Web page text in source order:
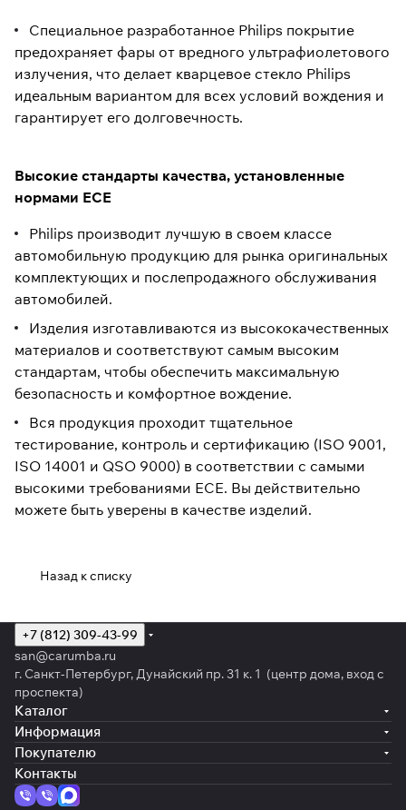
Специальное разработанное Philips покрытие
предохраняет фары от вредного ультрафиолетового
излучения, что делает кварцевое стекло Philips
идеальным вариантом для всех условий вождения и
гарантирует его долговечность.
Высокие стандарты качества, установленные
нормами ECE
Philips производит лучшую в своем классе
автомобильную продукцию для рынка оригинальных
комплектующих и послепродажного обслуживания
автомобилей.
Изделия изготавливаются из высококачественных
материалов и соответствуют самым высоким
стандартам, чтобы обеспечить максимальную
безопасность и комфортное вождение.
Вся продукция проходит тщательное
тестирование, контроль и сертификацию (ISO 9001,
ISO 14001 и QSO 9000) в соответствии с самыми
высокими требованиями ECE. Вы действительно
можете быть уверены в качестве изделий.
Назад к списку
+7 (812) 309-43-99
san@carumba.ru
г. Санкт-Петербург, Дунайский пр. 31 к. 1 (центр дома, вход с
проспекта)
Каталог
Информация
Покупателю
Контакты